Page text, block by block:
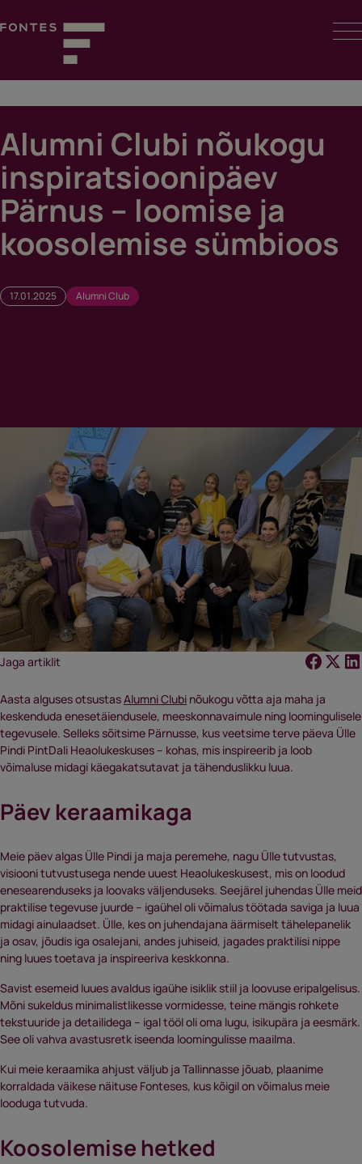
to
Alumni Clubi nõukogu
inspiratsioonipäev
Pärnus – loomise ja
koosolemise sümbioos
17.01.2025 Alumni Club
Jaga artiklit
Aasta alguses otsustasAlumni Clubi nõukogu võtta aja maha ja
keskenduda enesetäiendusele, meeskonnavaimule ning loomingulisele
tegevusele. Selleks sõitsime Pärnusse, kus veetsime terve päeva Ülle
Pindi PintDali Heaolukeskuses – kohas, mis inspireerib ja loob
võimaluse midagi käegakatsutavat ja tähenduslikku luua.
Päev keraamikaga
Meie päev algas Ülle Pindi ja maja peremehe, nagu Ülle tutvustas,
visiooni tutvustusega nende uuest Heaolukeskusest, mis on loodud
enesearenduseks ja loovaks väljenduseks. Seejärel juhendas Ülle meid
praktilise tegevuse juurde – igaühel oli võimalus töötada saviga ja luua
midagi ainulaadset. Ülle, kes on juhendajana äärmiselt tähelepanelik
ja osav, jõudis iga osalejani, andes juhiseid, jagades praktilisi nippe
ning luues toetava ja inspireeriva keskkonna.
Savist esemeid luues avaldus igaühe isiklik stiil ja loovuse eripalgelisus.
Mõni sukeldus minimalistlikesse vormidesse, teine mängis rohkete
tekstuuride ja detailidega – igal tööl oli oma lugu, isikupära ja eesmärk.
See oli vahva avastusretk iseenda loomingulisse maailma.
Kui meie keraamika ahjust väljub ja Tallinnasse jõuab, plaanime
korraldada väikese näituse Fonteses, kus kõigil on võimalus meie
looduga tutvuda.
Koosolemise hetked